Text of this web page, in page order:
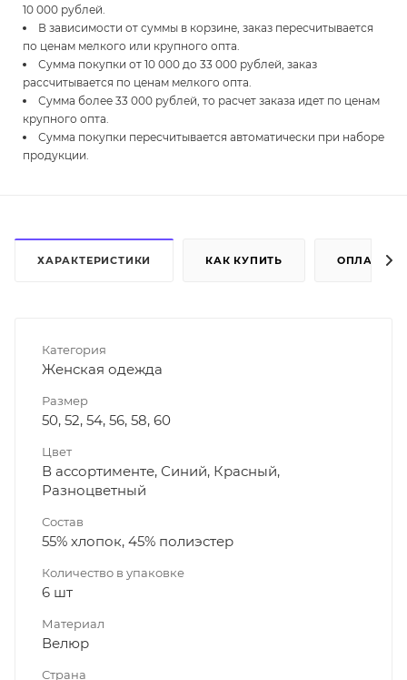
10 000 рублей.
В зависимости от суммы в корзине, заказ пересчитывается
по ценам мелкого или крупного опта.
Сумма покупки от 10 000 до 33 000 рублей, заказ
рассчитывается по ценам мелкого опта.
Сумма более 33 000 рублей, то расчет заказа идет по ценам
крупного опта.
Сумма покупки пересчитывается автоматически при наборе
продукции.
ХАРАКТЕРИСТИКИ КАК КУПИТЬ ОПЛАТА
Категория
Женская одежда
Размер
50, 52, 54, 56, 58, 60
Цвет
В ассортименте, Синий, Красный,
Разноцветный
Состав
55% хлопок, 45% полиэстер
Количество в упаковке
6 шт
Материал
Велюр
Страна